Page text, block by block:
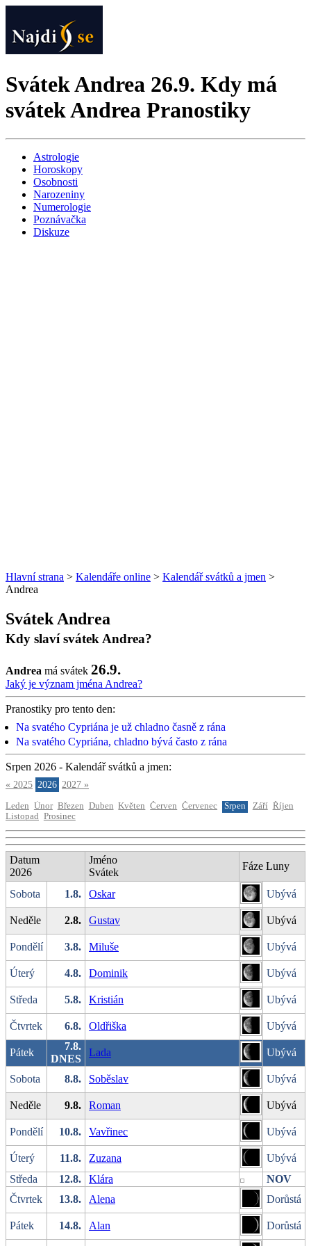
Svátek Andrea 26.9. Kdy má
svátek Andrea Pranostiky
Astrologie
Horoskopy
Osobnosti
Narozeniny
Numerologie
Poznávačka
Diskuze
Hlavní strana > Kalendáře online > Kalendář svátků a jmen >
Andrea
Svátek Andrea
Kdy slaví svátek Andrea?
Andrea má svátek 26.9.
Jaký je význam jména Andrea?
Pranostiky pro tento den:
Na svatého Cypriána je už chladno časně z rána
Na svatého Cypriána, chladno bývá často z rána
Srpen 2026 - Kalendář svátků a jmen:
« 2025 2026 2027 »
Leden Únor Březen Duben Květen Červen Červenec Srpen Září Říjen
Listopad Prosinec
Datum
2026
Jméno
Svátek
Fáze Luny
Sobota 1.8. Oskar Ubývá
Neděle 2.8. Gustav Ubývá
Pondělí 3.8. Miluše Ubývá
Úterý 4.8. Dominik Ubývá
Středa 5.8. Kristián Ubývá
Čtvrtek 6.8. Oldřiška Ubývá
Pátek
7.8.
DNES
Lada Ubývá
Sobota 8.8. Soběslav Ubývá
Neděle 9.8. Roman Ubývá
Pondělí 10.8. Vavřinec Ubývá
Úterý 11.8. Zuzana
Ubývá
Středa
12.8. Klára
NOV
Čtvrtek
13.8. Alena Dorůstá
Pátek 14.8. Alan Dorůstá